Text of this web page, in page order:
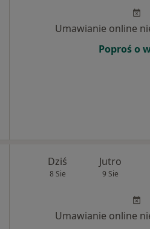
Umawianie online
Poproś o
Dziś
8 Sie
Jutro
9 Sie
Umawianie online